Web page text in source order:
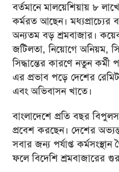
বর্তমানে মালয়েশিয়ায় ৮
কর্মরত আছেন। মধ্যপ্রাচ্যের
অন্যতম বড় শ্রমবাজার।
জটিলতা, নিয়োগে অনিয়ম,
সিদ্ধান্তের কারণে নতুন
এর প্রভাব পড়ে দেশের
এবং অভিবাসন খাতে।
বাংলাদেশে প্রতি বছর
প্রবেশ করছেন। দেশের
সবার জন্য পর্যাপ্ত
ফলে বিদেশি শ্রমবাজারের